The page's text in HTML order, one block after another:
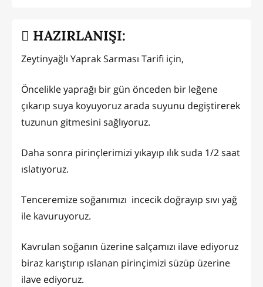
HAZIRLANIŞI:
Zeytinyağlı Yaprak Sarması Tarifi için,
Öncelikle yaprağı bir gün önceden bir leğene
çıkarıp suya koyuyoruz arada suyunu degiştirerek
tuzunun gitmesini sağlıyoruz.
Daha sonra pirinçlerimizi yıkayıp ılık suda 1/2 saat
ıslatıyoruz.
Tenceremize soğanımızı incecik doğrayıp sıvı yağ
ile kavuruyoruz.
Kavrulan soğanın üzerine salçamızı ilave ediyoruz
biraz karıştırıp ıslanan pirinçimizi süzüp üzerine
ilave ediyoruz.